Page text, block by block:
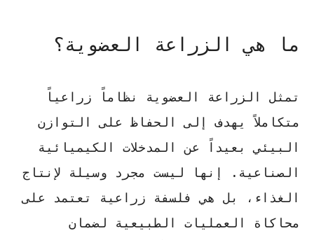
ما هي الزراعة العضوية؟
تمثل الزراعة العضوية نظاماً زراعياً
متكاملاً يهدف إلى الحفاظ على التوازن
البيئي بعيداً عن المدخلات الكيميائية
الصناعية. إنها ليست مجرد وسيلة لإنتاج
الغذاء، بل هي
فلسفة زراعية تعتمد على
محاكاة العمليات الطبيعية لضمان